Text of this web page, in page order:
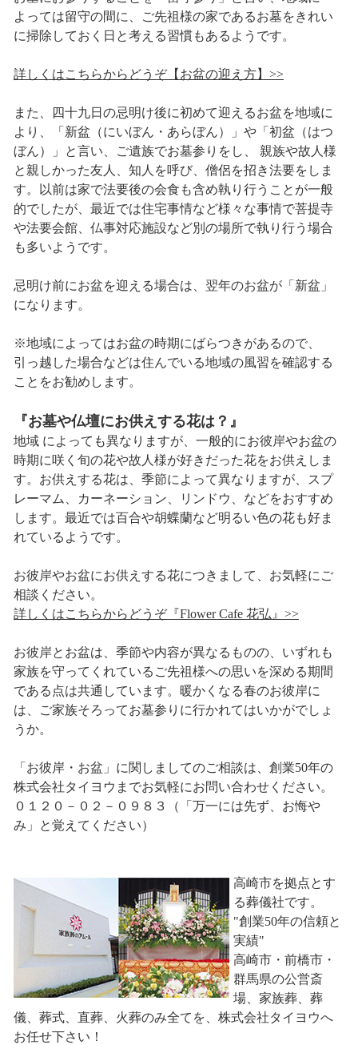
よっては留守の間に、ご先祖様の家であるお墓をきれい
に掃除しておく日と考える習慣もあるようです。
詳しくはこちらからどうぞ【お盆の迎え方】>>
また、四十九日の忌明け後に初めて迎えるお盆を地域に
より、「新盆（にいぼん・あらぼん）」や「初盆（はつ
ぼん）」と言い、ご遺族でお墓参りをし、 親族や故人様
と親しかった友人、知人を呼び、僧侶を招き法要をしま
す。以前は家で法要後の会食も含め執り行うことが一般
的でしたが、最近では住宅事情など様々な事情で菩提寺
や法要会館、仏事対応施設など別の場所で執り行う場合
も多いようです。
忌明け前にお盆を迎える場合は、翌年のお盆が「新盆」
になります。
※地域によってはお盆の時期にばらつきがあるので、
引っ越した場合などは住んでいる地域の風習を確認する
ことをお勧めします。
『お墓や仏壇にお供えする花は？』
地域 によっても異なりますが、一般的にお彼岸やお盆の
時期に咲く旬の花や故人様が好きだった花をお供えしま
す。お供えする花は、季節によって異なりますが、スプ
レーマム、カーネーション、リンドウ、などをおすすめ
します。最近では百合や胡蝶蘭など明るい色の花も好ま
れているようです。
お彼岸やお盆にお供えする花につきまして、お気軽にご
相談ください。
詳しくはこちらからどうぞ『Flower Cafe 花弘』>>
お彼岸とお盆は、季節や内容が異なるものの、いずれも
家族を守ってくれているご先祖様への思いを深める期間
である点は共通しています。暖かくなる春のお彼岸に
は、ご家族そろってお墓参りに行かれてはいかがでしょ
うか。
「お彼岸・お盆」に関しましてのご相談は、創業50年の
株式会社タイヨウまでお気軽にお問い合わせください。
０１２０－０２－０９８３（「万一には先ず、お悔や
み」と覚えてください）
高崎市を拠点とす
る葬儀社です。
"創業50年の信頼と
実績"
高崎市・前橋市・
群馬県の公営斎
場、家族葬、葬
儀、葬式、直葬、火葬のみ全てを、株式会社タイヨウへ
お任せ下さい！